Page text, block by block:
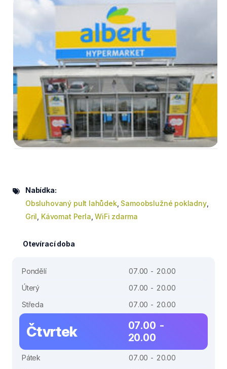
Nabídka:
Obsluhovaný pult lahůdek, Samoobslužné pokladny,
Gril Kávomat Perla ,WiFi zdarma
Otevírací doba
Pondělí
07.00 - 20.00
Úterý
07.00 - 20.00
Středa
07.00 - 20.00
Čtvrtek
07.00 -
20.00
Pátek
07.00 - 20.00